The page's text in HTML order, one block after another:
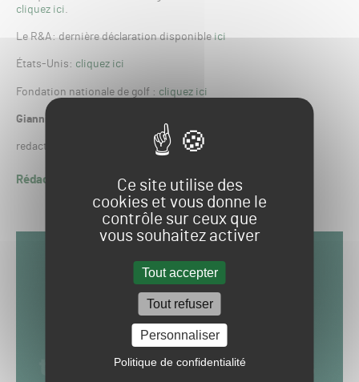
Ce site utilise des
cookies et vous donne le
contrôle sur ceux que
vous souhaitez activer
Tout accepter
Tout refuser
Personnaliser
Politique de confidentialité
cliquez ici.
Le R&A: dernière déclaration disponibleici
États-Unis: cliquez ici
Fondation nationale de golf : cliquez ici
Gianni Casini et
redaction.gsph24 profieldevents.com (
Rédaction GSPH24